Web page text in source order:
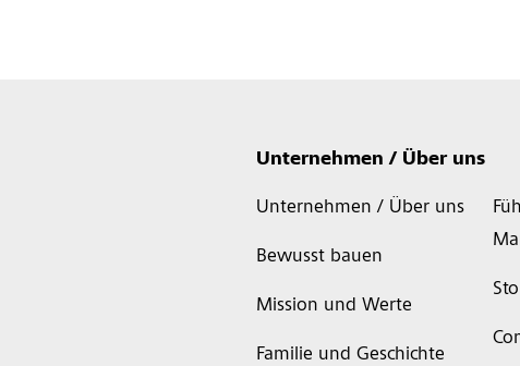
Unternehmen / Über uns
Unternehmen / Über uns
Bewusst bauen
Mission und Werte
Familie und Geschichte